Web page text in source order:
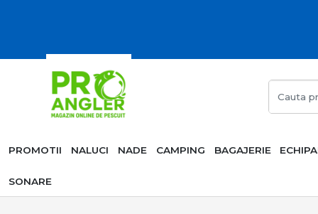
PROMOTII NALUCI NADE CAMPING BAGAJERIE
SONARE